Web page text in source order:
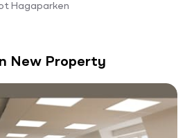
Hagaparken
New Property